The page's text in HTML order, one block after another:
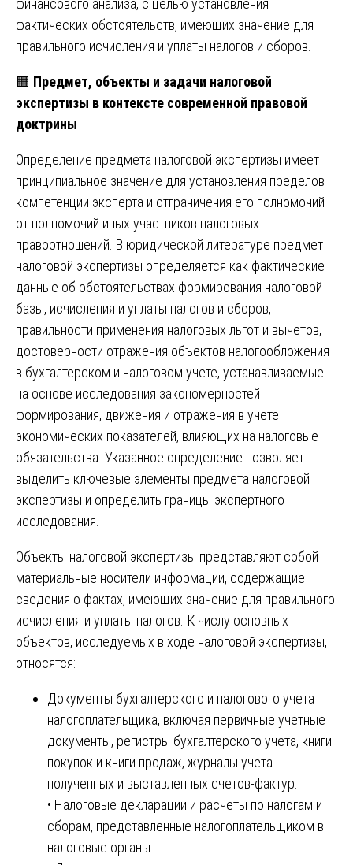
финансового анализа, с целью установления
фактических обстоятельств, имеющих значение для
правильного исчисления и уплаты налогов и сборов.
🟧 Предмет, объекты и задачи налоговой
экспертизы в контексте современной правовой
доктрины
Определение предмета налоговой экспертизы имеет
принципиальное значение для установления пределов
компетенции эксперта и отграничения его полномочий
от полномочий иных участников налоговых
правоотношений. В юридической литературе предмет
налоговой экспертизы определяется как фактические
данные об обстоятельствах формирования налоговой
базы, исчисления и уплаты налогов и сборов,
правильности применения налоговых льгот и вычетов,
достоверности отражения объектов налогообложения
в бухгалтерском и налоговом учете, устанавливаемые
на основе исследования закономерностей
формирования, движения и отражения в учете
экономических показателей, влияющих на налоговые
обязательства. Указанное определение позволяет
выделить ключевые элементы предмета налоговой
экспертизы и определить границы экспертного
исследования.
Объекты налоговой экспертизы представляют собой
материальные носители информации, содержащие
сведения о фактах, имеющих значение для правильного
исчисления и уплаты налогов. К числу основных
объектов, исследуемых в ходе налоговой экспертизы,
относятся:
Документы бухгалтерского и налогового учета
налогоплательщика, включая первичные учетные
документы, регистры бухгалтерского учета, книги
покупок и книги продаж, журналы учета
полученных и выставленных счетов-фактур.
• Налоговые декларации и расчеты по налогам и
сборам, представленные налогоплательщиком в
налоговые органы.